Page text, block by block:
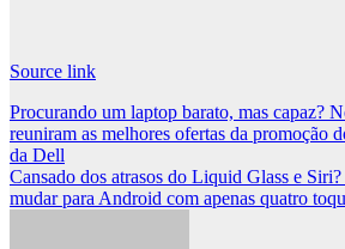
Source link
Post
navigation
Procurando um laptop barato, mas capaz?
reuniram as melhores ofertas da promoção
da Dell
Cansado dos atrasos do Liquid Glass e
mudar para Android com apenas quatro